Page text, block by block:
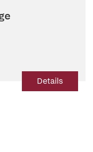
Details